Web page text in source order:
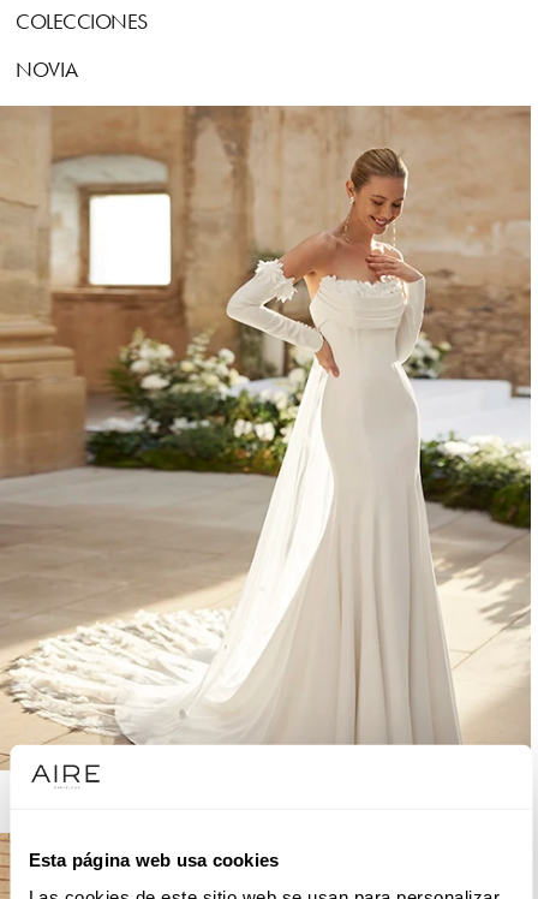
Esta página web usa cookies
COLECCIONES
NOVIA
AIRE BARCELONA